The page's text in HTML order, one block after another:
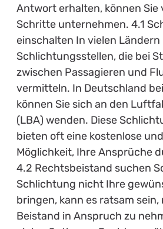
Antwort erhalten, können Sie
Schritte unternehmen. 4.1
einschalten In vielen Ländern
Schlichtungsstellen, die bei
zwischen Passagieren und
vermitteln. In Deutschland
können Sie sich an den
(LBA) wenden. Diese
bieten oft eine kostenlose
Möglichkeit, Ihre Ansprüche
4.2 Rechtsbeistand suchen
Schlichtung nicht Ihre
bringen, kann es ratsam
Beistand in Anspruch zu